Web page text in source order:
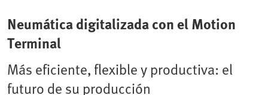
Neumática digitalizada con el Motion
Terminal
Más eficiente, flexible y productiva: el
futuro de su producción